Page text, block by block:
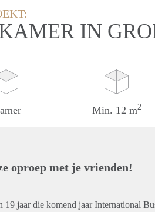
IN
Min. 12 m2
oproep met je vrienden!
19 jaar die komend jaar International